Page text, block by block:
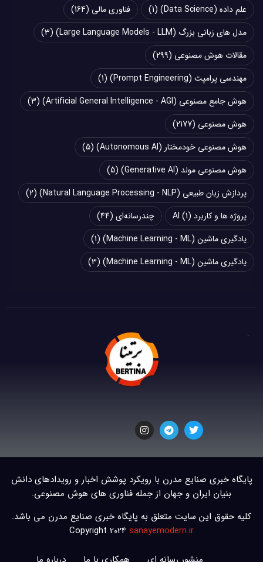
علم داده (Data Science)
(1) فناوری مالی (164)
مدل های زبانی بزرگ (Large Language Models - LLM)
(3)
مقالات هوش مصنوعی (299)
مهندسی پرامپت (Prompt Engineering)
(1)
هوش جامع مصنوعی (Artificial General Intelligence - AGI)
(3)
هوش مصنوعی (2177)
هوش مصنوعی خودمختار (Autonomous AI)
(5)
هوش مصنوعی مولد (Generative AI)
(5)
پردازش زبان طبیعی (Natural Language Processing - NLP)
(2)
پروژه ها و کاربرد AI (1) چند‌‌رسانه‌ای (44)
یادگیری ماشین (Machine Learning - ML)
(1)
یادگیری ماشین (Machine Learning - ML)
(3)
پایگاه خبری صنایع مدرن با رویکرد پوشش اخبار و رویدادهای دانش
بنیان ایران و جهان از جمله فناوری های هوش مصنوعی.
کلیه حقوق این سایت متعلق به پایگاه خبری صنایع مدرن می باشد.
Copyright 2024 sanayemodern.ir